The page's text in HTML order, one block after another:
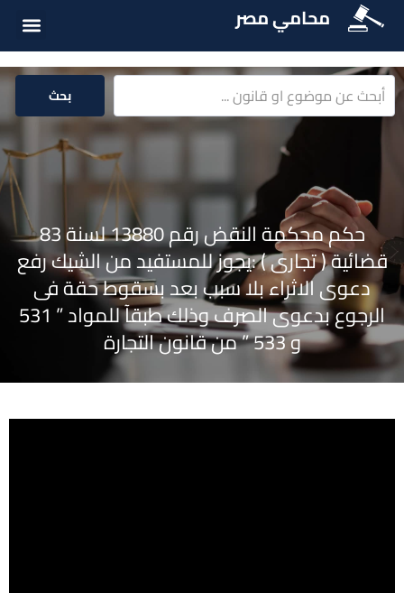
محامي مصر
بحث
حكم محكمة النقض رقم 13880 لسنة 83
قضائية ( تجارى ) :يجوز للمستفيد من الشيك رفع
دعوى الاثراء بلا سبب بعد بسقوط حقة فى
الرجوع بدعوى الصرف وذلك طبقآ للمواد ” 531
و 533 ” من قانون التجارة